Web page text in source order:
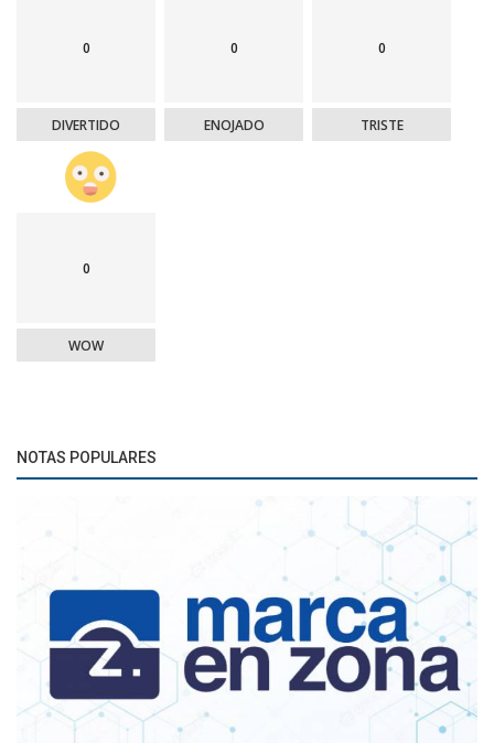
0
DIVERTIDO
0
ENOJADO
0
TRISTE
0
WOW
NOTAS POPULARES